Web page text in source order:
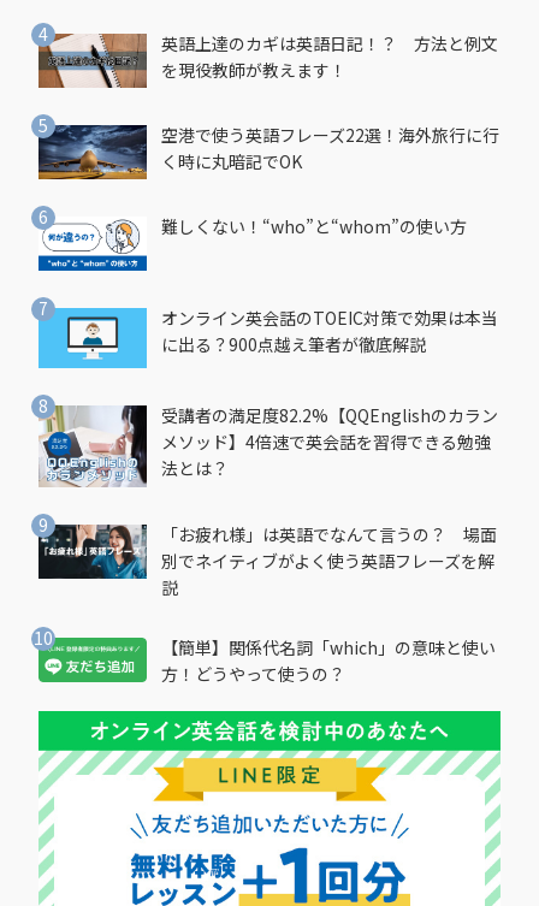
英語上達のカギは英語日記！？ 方法と例文
を現役教師が教えます！
空港で使う英語フレーズ22選！海外旅行に行
く時に丸暗記でOK
難しくない！“who”と“whom”の使い方
オンライン英会話のTOEIC対策で効果は本当
に出る？900点越え筆者が徹底解説
受講者の満足度82.2%【QQEnglishのカラン
メソッド】4倍速で英会話を習得できる勉強
法とは？
「お疲れ様」は英語でなんて言うの？ 場面
別でネイティブがよく使う英語フレーズを解
説
【簡単】関係代名詞「which」の意味と使い
方！どうやって使うの？